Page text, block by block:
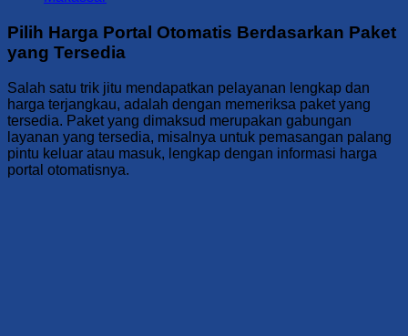
Pilih Harga Portal Otomatis Berdasarkan Paket
yang Tersedia
Salah satu trik jitu mendapatkan pelayanan lengkap dan
harga terjangkau, adalah dengan memeriksa paket yang
tersedia. Paket yang dimaksud merupakan gabungan
layanan yang tersedia, misalnya untuk pemasangan palang
pintu keluar atau masuk, lengkap dengan informasi harga
portal otomatisnya.